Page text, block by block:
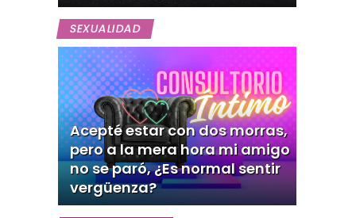
SEXUALIDAD
Acepté estar con dos morras,
pero a la mera hora mi amigo
no se paró, ¿Es normal sentir
vergüenza?